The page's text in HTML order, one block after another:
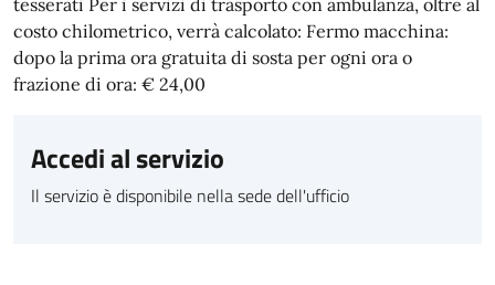
tesserati Per i servizi di trasporto con ambulanza, oltre al
costo chilometrico, verrà calcolato: Fermo macchina:
dopo la prima ora gratuita di sosta per ogni ora o
frazione di ora: € 24,00
Accedi al servizio
Il servizio è disponibile nella sede dell'ufficio